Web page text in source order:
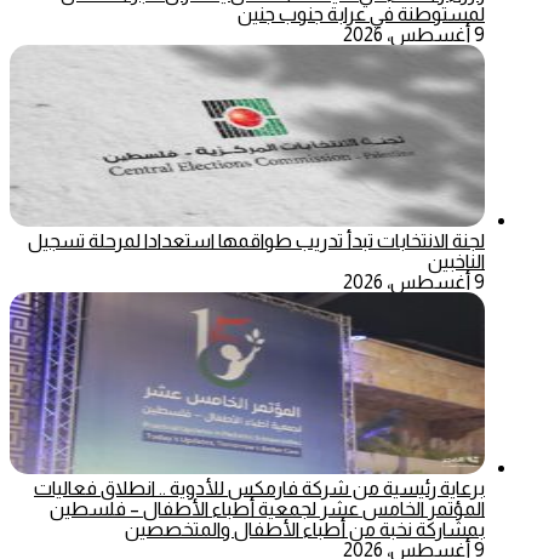
لمستوطنة في عرابة جنوب جنين
9 أغسطس، 2026
لجنة الانتخابات تبدأ تدريب طواقمها استعدادا لمرحلة تسجيل
الناخبين
9 أغسطس، 2026
برعاية رئيسية من شركة فارمكس للأدوية .. انطلاق فعاليات
المؤتمر الخامس عشر لجمعية أطباء الأطفال – فلسطين
بمشاركة نخبة من أطباء الأطفال والمتخصصين
9 أغسطس، 2026